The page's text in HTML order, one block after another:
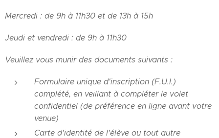
Mercredi : de 9h à 11h30 et de 13h à 15h
Jeudi et vendredi : de 9h à 11h30
Veuillez vous munir des documents suivants :
Formulaire unique d'inscription (F.U.I.)
complété, en veillant à compléter le volet
confidentiel (de préférence en ligne avant votre
venue)
Carte d'identité de l'élève ou tout autre